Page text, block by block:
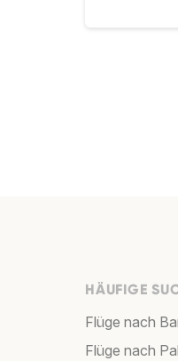
HÄUFIGE
Flüge nach
Flüge nach